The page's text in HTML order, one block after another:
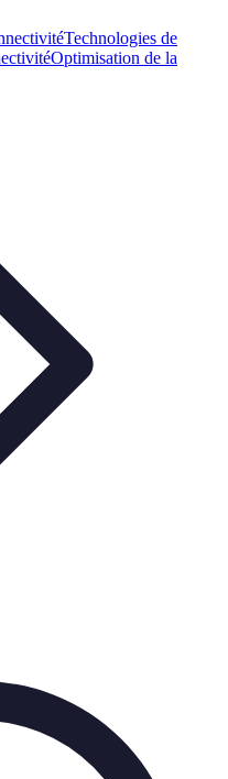
Technologies de
Optimisation de la